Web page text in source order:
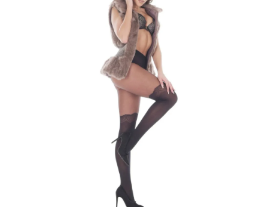
Rozwiń